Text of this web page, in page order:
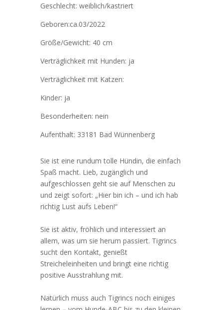
Geschlecht: weiblich/kastriert
Geboren:ca.03/2022
Größe/Gewicht: 40 cm
Verträglichkeit mit Hunden: ja
Verträglichkeit mit Katzen:
Kinder: ja
Besonderheiten: nein
Aufenthalt: 33181 Bad Wünnenberg
Sie ist eine rundum tolle Hündin, die einfach
Spaß macht. Lieb, zugänglich und
aufgeschlossen geht sie auf Menschen zu
und zeigt sofort: „Hier bin ich – und ich hab
richtig Lust aufs Leben!“
Sie ist aktiv, fröhlich und interessiert an
allem, was um sie herum passiert. Tigrincs
sucht den Kontakt, genießt
Streicheleinheiten und bringt eine richtig
positive Ausstrahlung mit.
Natürlich muss auch Tigrincs noch einiges